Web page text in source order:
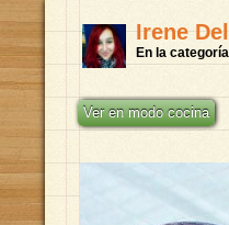
Irene
En la
Ver en modo cocina